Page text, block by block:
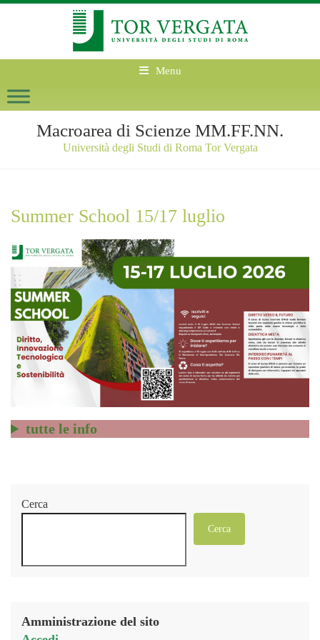
Menu
Macroarea di Scienze MM.FF.NN.
Università degli Studi di Roma Tor Vergata
Summer School 15/17 luglio
tutte le info
Cerca
Cerca
Amministrazione del sito